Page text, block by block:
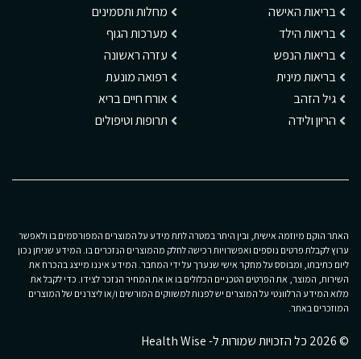
בריאות האישה
בריאות הילד
בריאות הנפש
בריאות מינית
גיל הזהב
הריון ולידה
מחלות ותסמינים
מערכות הגוף
עזרה ראשונה
רפואה מונעת
אורח חיים בריא
תרופות וטיפולים
האתר הוקם מיוזמה אישית, ובין היתר במטרה לתת מידע על המוצרים המפורסמים בו ולאפשר
ערוץ לקבלת פרטים נוספים ואפשרויות רכישה לחלק מהמוצרים הנזכרים בו. המידע שניתן נכון
ליום כתיבתו, ומבוסס על מחקר אישי שנערך על ידי המחבר. המידע איננו מייצג בהכרח את
השירות, המוצר, את הפרטים הטכניים הכלולים בו או את המחיר הנזכר לצידו. כדי לקבל את
מלוא המידע הרלוונטי על המוצרים יש לפנות למשווקים המורשים ו/או ליצרנים של המוצרים
המוזכרים באתר.
© 2026 כל הזכויות שמורות ל- Health Wise